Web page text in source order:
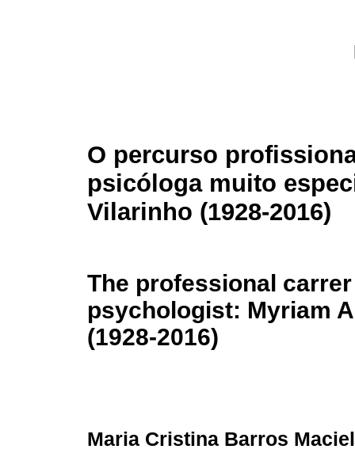
O percurso
psicóloga muito
Vilarinho (1928-2016)
The professional
psychologist: Myriam
(1928-2016)
Maria Cristina Barros